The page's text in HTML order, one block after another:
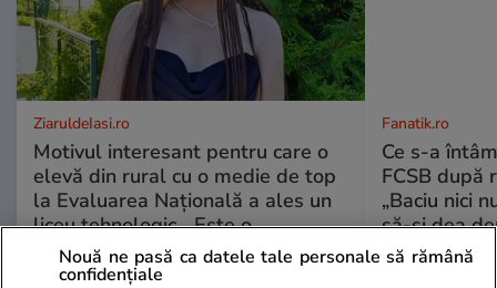
ZiaruldeIasi.ro
Motivul interesant pentru care o
elevă din rural cu o medie de top
la Evaluarea Națională a ales un
liceu tehnologic. „Este o
nebuloasă și pentru noi”
Fanatik.ro
Ce s-a
FCSB după
„Baciu nici
să-și dea
Nouă ne pasă ca datele tale personale să rămână
confidențiale